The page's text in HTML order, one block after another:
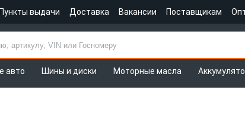
Пункты выдачи Доставка Вакансии Поставщикам
авто Шины и диски Моторные масла